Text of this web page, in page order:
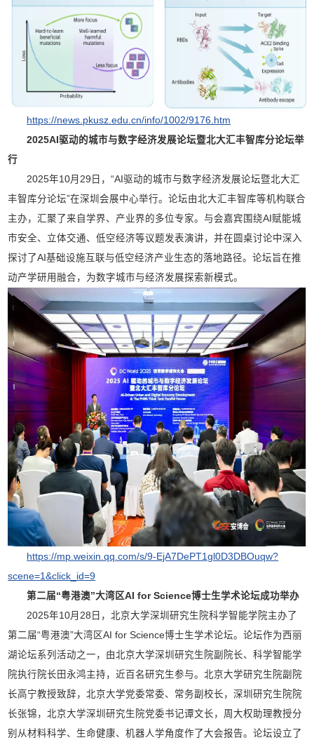
https://news.pkusz.edu.cn/info/1002/9176.htm
2025AI驱动的城市与数字经济发展论坛暨北大汇丰智库分论坛举
行
2025年10月29日，“AI驱动的城市与数字经济发展论坛暨北大汇
丰智库分论坛”在深圳会展中心举行。论坛由北大汇丰智库等机构联合
主办，汇聚了来自学界、产业界的多位专家。与会嘉宾围绕AI赋能城
市安全、立体交通、低空经济等议题发表演讲，并在圆桌讨论中深入
探讨了AI基础设施互联与低空经济产业生态的落地路径。论坛旨在推
动产学研用融合，为数字城市与经济发展探索新模式。
https://mp.weixin.qq.com/s/9-EjA7DePT1gl0D3DBOuqw?
scene=1&click_id=9
第二届“粤港澳”大湾区AI for Science博士生学术论坛成功举办
2025年10月28日，北京大学深圳研究生院科学智能学院主办了
第二届“粤港澳”大湾区AI for Science博士生学术论坛。论坛作为西丽
湖论坛系列活动之一，由北京大学深圳研究生院副院长、科学智能学
院执行院长田永鸿主持，近百名研究生参与。北京大学研究生院副院
长高宁教授致辞，北京大学党委常委、常务副校长，深圳研究生院院
长张锦，北京大学深圳研究生院党委书记谭文长，周大权助理教授分
别从材料科学、生命健康、机器人学角度作了大会报告。论坛设立了